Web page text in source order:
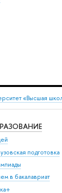
«Высшая
подготовка
в бакалавриат